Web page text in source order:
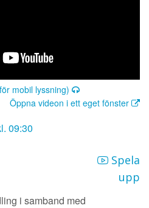
mobil lyssning)
Öppna videon i ett eget fönster
09:30
Spela
upp
i samband med